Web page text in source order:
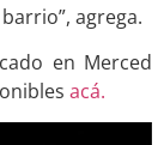
agrega.
en Merced
acá.